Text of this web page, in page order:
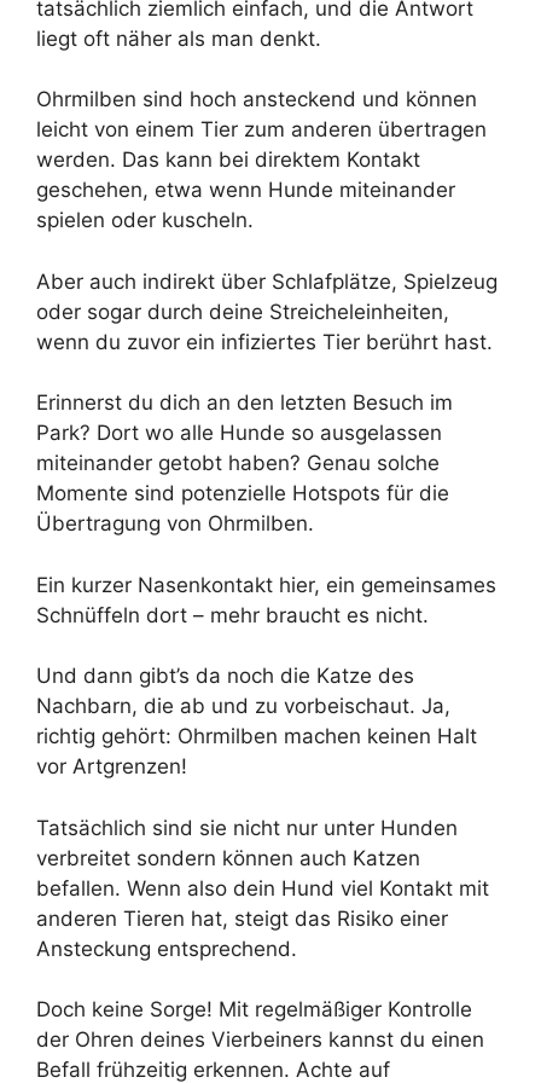
tatsächlich ziemlich einfach, und die Antwort
liegt oft näher als man denkt.
Ohrmilben sind hoch ansteckend und können
leicht von einem Tier zum anderen übertragen
werden. Das kann bei direktem Kontakt
geschehen, etwa wenn Hunde miteinander
spielen oder kuscheln.
Aber auch indirekt über Schlafplätze, Spielzeug
oder sogar durch deine Streicheleinheiten,
wenn du zuvor ein infiziertes Tier berührt hast.
Erinnerst du dich an den letzten Besuch im
Park? Dort wo alle Hunde so ausgelassen
miteinander getobt haben? Genau solche
Momente sind potenzielle Hotspots für die
Übertragung von Ohrmilben.
Ein kurzer Nasenkontakt hier, ein gemeinsames
Schnüffeln dort – mehr braucht es nicht.
Und dann gibt’s da noch die Katze des
Nachbarn, die ab und zu vorbeischaut. Ja,
richtig gehört: Ohrmilben machen keinen Halt
vor Artgrenzen!
Tatsächlich sind sie nicht nur unter Hunden
verbreitet sondern können auch Katzen
befallen. Wenn also dein Hund viel Kontakt mit
anderen Tieren hat, steigt das Risiko einer
Ansteckung entsprechend.
Doch keine Sorge! Mit regelmäßiger Kontrolle
der Ohren deines Vierbeiners kannst du einen
Befall frühzeitig erkennen. Achte auf